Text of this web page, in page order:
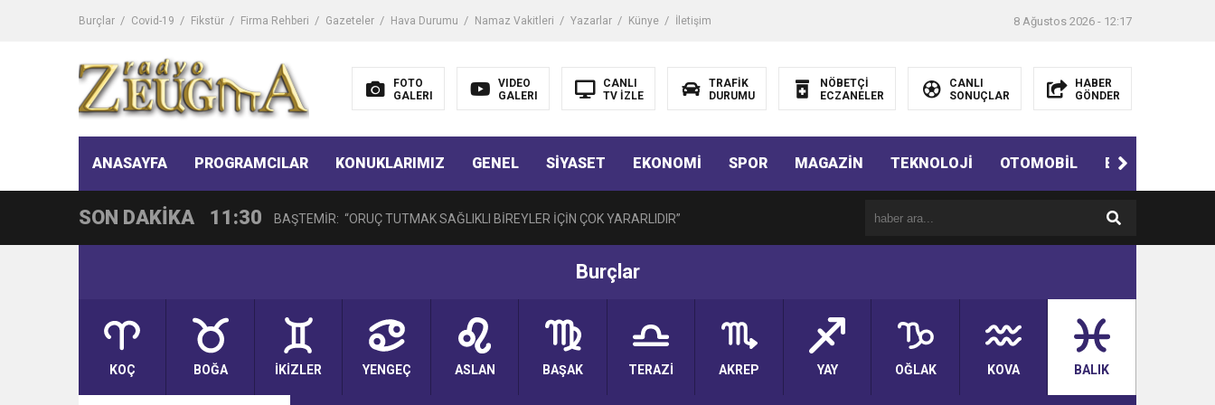
Burçlar Covid-19 Fikstür Firma Rehberi Gazeteler Hava Durumu Namaz Vakitleri Yazarlar Künye İletişim 8 Ağustos 2026 - 12:17
FOTO
GALERI
VIDEO
GALERI
CANLI
TV İZLE
TRAFİK
DURUMU
NÖBETÇİ
ECZANELER
CANLI
SONUÇLAR
HABER
GÖNDER
ANASAYFA PROGRAMCILAR KONUKLARIMIZ GENEL SİYASET EKONOMİ SPOR MAGAZİN TEKNOLOJİ OTOMOBİL EĞİTİM
SON DAKİKA
14:08 Gaziantep FK o yıldızı getiriyor
11:59 GÖĞÜS HASTALIKLARI UZMANINDAN LİSELİLERE BİLGİLENDİRME
11:30 BAŞTEMİR: “ORUÇ TUTMAK SAĞLIKLI BİREYLER İÇİN ÇOK YARARLIDIR”
“DEPREM SONRASI TRAVMALI OLGULARA CERRAHİ YAKLAŞIM”
16:48 Çocuklarda Gece İdrar Kaçırma Tedavi Edilebilmektedir.
12:37 BÜYÜKŞEHİR, VERGİ HAFTASI DOLAYISIYLA BİN 100 PERSONELE BİSİKLET DAĞITTI
Burçlar
KOÇ BOĞA İKİZLER YENGEÇ ASLAN BAŞAK TERAZİ AKREP YAY OĞLAK KOVA BALIK